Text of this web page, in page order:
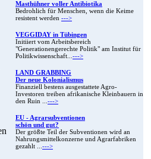
Masthühner voller Antibiotika
Bedrohlich für Menschen, wenn die Keime
resistent werden --->
VEGGIDAY in Tübingen
Initiiert vom Arbeitsbereich
"Generationengerechte Politik" am Institut für
Politikwissenschaft...--->
LAND GRABBING
Der neue Kolonialismus
Finanziell bestens ausgestattete Agro-
Investoren treiben afrikanische Kleinbauern in
den Ruin ...--->
EU - Agrarsubventionen
schön und gut?
Der größte Teil der Subventionen wird an
Nahrungsmittelkonzerne und Agrarfabriken
gezahlt ...--->